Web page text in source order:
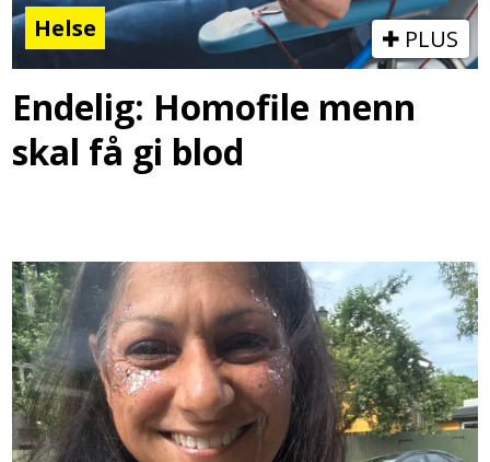
Helse PLUS
Endelig: Homofile menn
skal få gi blod